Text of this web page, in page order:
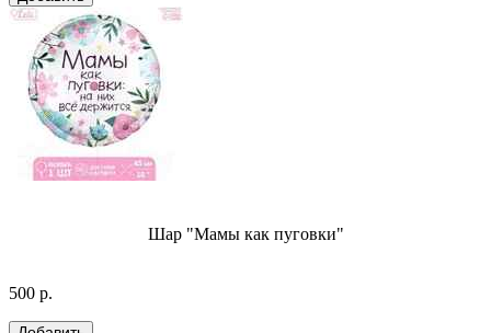
Шар "Мамы как пуговки"
500 р.